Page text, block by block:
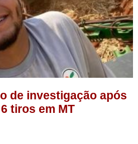
de investigação após
tiros em MT